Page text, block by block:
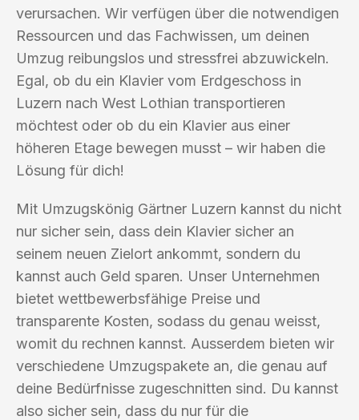
verursachen. Wir verfügen über die notwendigen
Ressourcen und das Fachwissen, um deinen
Umzug reibungslos und stressfrei abzuwickeln.
Egal, ob du ein Klavier vom Erdgeschoss in
Luzern nach West Lothian transportieren
möchtest oder ob du ein Klavier aus einer
höheren Etage bewegen musst – wir haben die
Lösung für dich!
Mit Umzugskönig Gärtner Luzern kannst du nicht
nur sicher sein, dass dein Klavier sicher an
seinem neuen Zielort ankommt, sondern du
kannst auch Geld sparen. Unser Unternehmen
bietet wettbewerbsfähige Preise und
transparente Kosten, sodass du genau weisst,
womit du rechnen kannst. Ausserdem bieten wir
verschiedene Umzugspakete an, die genau auf
deine Bedürfnisse zugeschnitten sind. Du kannst
also sicher sein, dass du nur für die